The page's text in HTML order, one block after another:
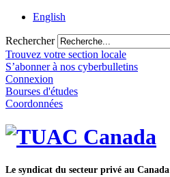
English
Rechercher
Trouvez votre section locale
S’abonner à nos cyberbulletins
Connexion
Bourses d'études
Coordonnées
Le syndicat du secteur privé au Canada